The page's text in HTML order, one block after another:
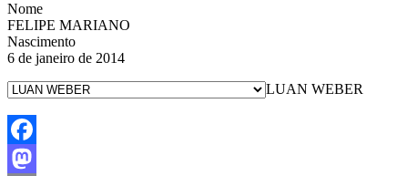
Nome
FELIPE MARIANO
Nascimento
6 de janeiro de 2014
LUAN WEBER
Facebook